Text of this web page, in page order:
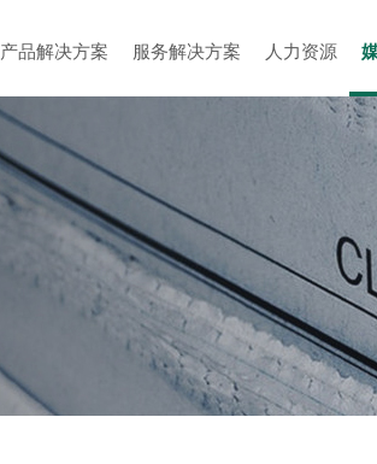
产品解决方案 服务解决方案 人力资源